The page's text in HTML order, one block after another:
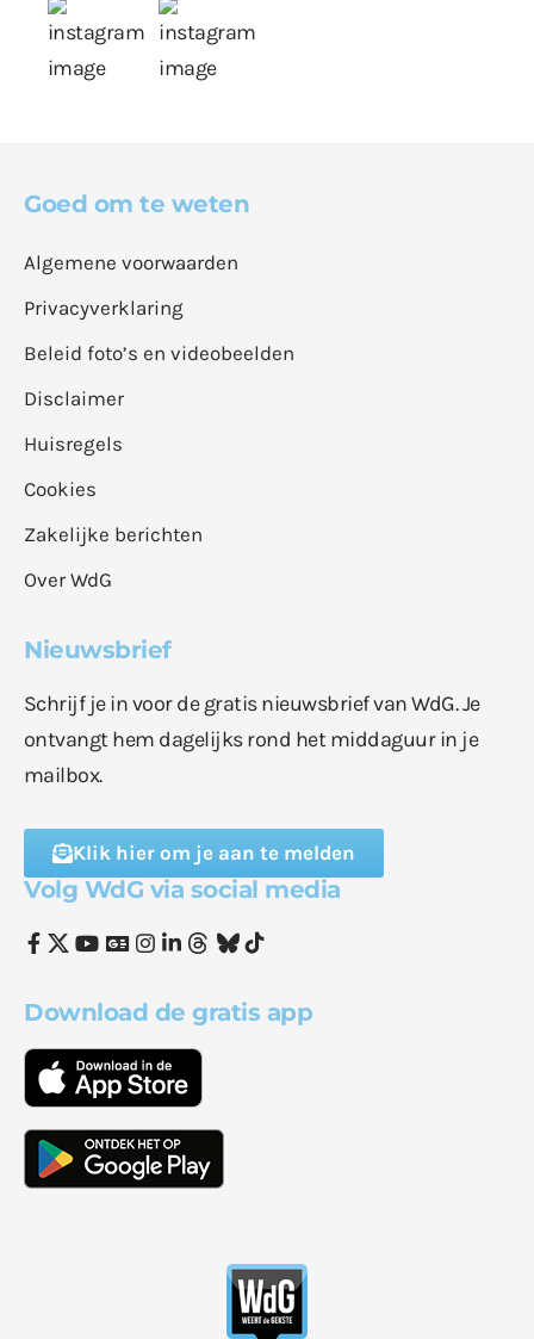
Goed om te weten
Algemene voorwaarden
Privacyverklaring
Beleid foto’s en videobeelden
Disclaimer
Huisregels
Cookies
Zakelijke berichten
Over WdG
Nieuwsbrief
Schrijf je in voor de gratis nieuwsbrief van WdG. Je
ontvangt hem dagelijks rond het middaguur in je
mailbox.
Klik hier om je aan te melden
Volg WdG via social media
Download de gratis app